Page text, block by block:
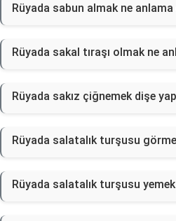
Rüyada sabun almak ne
Rüyada sakal tıraşı olmak ne
Rüyada sakız çiğnemek dişe
Rüyada salatalık turşusu
Rüyada salatalık turşusu